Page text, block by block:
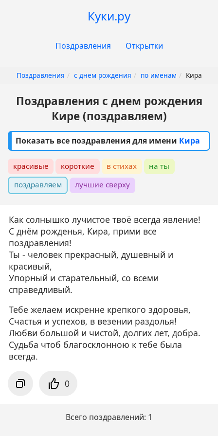
Куки.ру
ОсновнаяПоздравления Открытки
Поздравления с днем рождения по именам Кира
Поздравления с днем рождения
Кире (поздравляем)
Показать все поздравления для имени Кира
красивые короткие в стихах
на ты
поздравляем
лучшие сверху
Как солнышко лучистое твоё всегда явление!
С днём рожденья, Кира, прими все
поздравления!
Ты - человек прекрасный, душевный и
красивый,
Упорный и старательный, со всеми
справедливый.
Тебе желаем искренне крепкого здоровья,
Счастья и успехов, в везении раздолья!
Любви большой и чистой, долгих лет, добра.
Судьба чтоб благосклонною к тебе была
всегда.
0
Всего поздравлений: 1